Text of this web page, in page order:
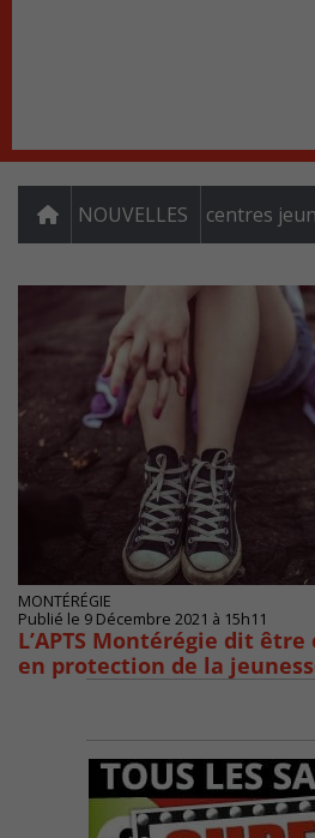
NOUVELLES centres
MONTÉRÉGIE
Publié le 9 Décembre 2021 à 15h11
L’APTS Montérégie dit
en protection de la